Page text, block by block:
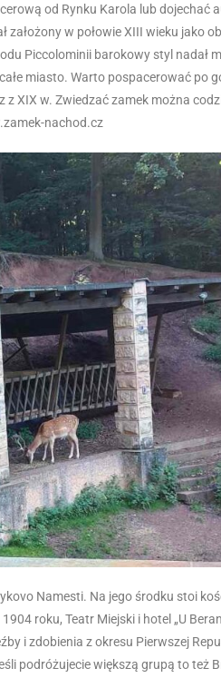
od Rynku Karola lub dojechać
w połowie XIII wieku jako
Piccolominii barokowy styl nadał
miasto. Warto pospacerować po
XIX w. Zwiedzać zamek można
nachod.cz
Namesti. Na jego środku stoi
roku, Teatr Miejski i hotel „U
i zdobienia z okresu Pierwszej
podróżujecie większą grupą to też